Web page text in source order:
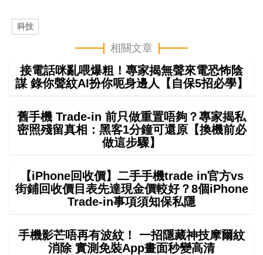
科技
相關文章
接電話咪亂喂爆粗！專家揭無聲來電恐怖陰
謀 錄你聲紋AI扮你呃身邊人【自保5招必學】
舊手機 Trade-in 前只做重置唔夠？專家揭私
密照殘留真相：黑客1分鐘可還原【換機前必
做這步驟】
【iPhone回收價】二手手機trade in官方vs
街鋪回收價目表先達現金價較好？8個iPhone
Trade-in事項須知保私隱
手機影芒唔再有波紋！ 一招隱藏神技摩爾紋
消除 實測免裝App畫面秒變高清